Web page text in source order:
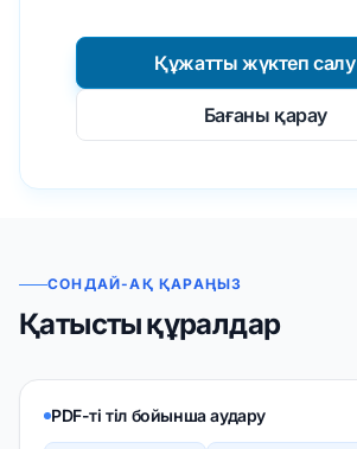
Құжатты жүктеп салу
Бағаны қарау
СОНДАЙ-АҚ ҚАРАҢЫЗ
Қатысты құралдар
PDF-ті тіл бойынша аудару